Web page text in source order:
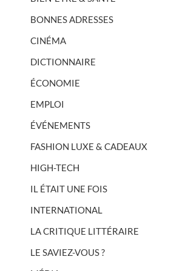
BONNES ADRESSES
CINÉMA
DICTIONNAIRE
ÉCONOMIE
EMPLOI
ÉVÉNEMENTS
FASHION LUXE & CADEAUX
HIGH-TECH
IL ÉTAIT UNE FOIS
INTERNATIONAL
LA CRITIQUE LITTÉRAIRE
LE SAVIEZ-VOUS ?